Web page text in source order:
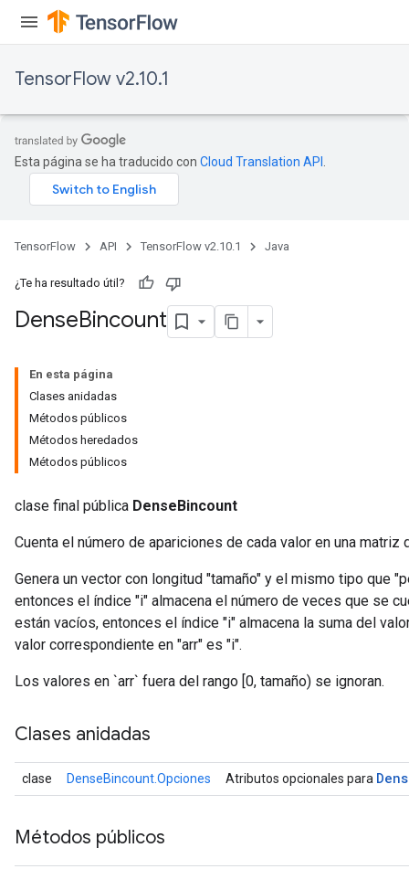
TensorFlow v2.10.1
Esta página se ha traducido con Cloud Translation API
TensorFlow API TensorFlow v2.10.1 Java
¿Te ha resultado útil?
DenseBincount
En esta página
Clases anidadas
Métodos públicos
Métodos heredados
Métodos públicos
clase final pública DenseBincount
Cuenta el número de apariciones de cada valor en una matriz
Genera un vector con longitud "tamaño" y el mismo tipo que
entonces el índice "i" almacena el número de veces que se
están vacíos, entonces el índice "i" almacena la suma del
valor correspondiente en "arr" es "i".
Los valores en `arr` fuera del rango [0, tamaño) se ignoran.
Clases anidadas
clase DenseBincount.Opciones Atributos opcionales para
Métodos públicos